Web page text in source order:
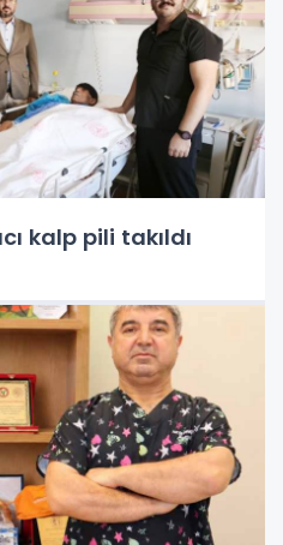
kalp pili takıldı